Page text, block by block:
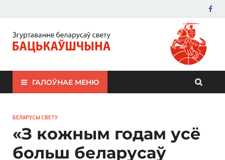
ЗБС "Бацькаўшчына"
ГАЛОЎНАЕ МЕНЮ
БЕЛАРУСЫ СВЕТУ
«З кожным годам усё
больш беларусаў